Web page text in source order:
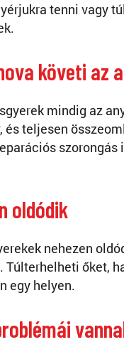
tenni vagy
követi az
mindig az
és teljesen
szorongás
oldódik
nehezen
Túlterhelheti őket,
egy helyen.